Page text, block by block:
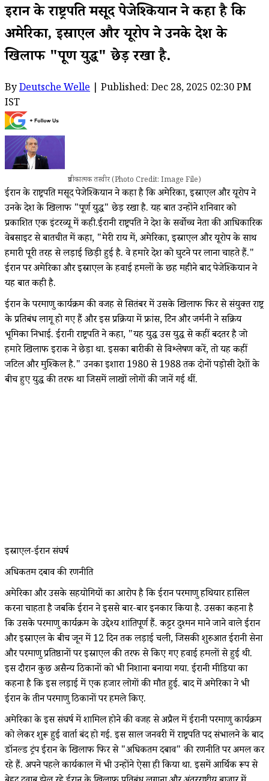
ईरान के राष्ट्रपति मसूद पेजेश्कियान ने कहा है कि
अमेरिका, इस्राएल और यूरोप ने उनके देश के
खिलाफ "पूर्ण युद्ध" छेड़ रखा है.
ByDeutsche Welle | Published: Dec 28, 2025 02:30 PM
IST
प्रतीकात्मक तस्वीर (Photo Credit: Image File)
ईरान के राष्ट्रपति मसूद पेजेश्कियान ने कहा है कि अमेरिका, इस्राएल और यूरोप ने
उनके देश के खिलाफ "पूर्ण युद्ध" छेड़ रखा है. यह बात उन्होंने शनिवार को
प्रकाशित एक इंटरव्यू में कही.ईरानी राष्ट्रपति ने देश के सर्वोच्च नेता की आधिकारिक
वेबसाइट से बातचीत में कहा, "मेरी राय में, अमेरिका, इस्राएल और यूरोप के साथ
हमारी पूरी तरह से लड़ाई छिड़ी हुई है. वे हमारे देश को घुटने पर लाना चाहते हैं."
ईरान पर अमेरिका और इस्राएल के हवाई हमलों के छह महीने बाद पेजेश्कियान ने
यह बात कही है.
ईरान के परमाणु कार्यक्रम की वजह से सितंबर में उसके खिलाफ फिर से संयुक्त राष्ट्र
के प्रतिबंध लागू हो गए हैं और इस प्रक्रिया में फ्रांस, ब्रिटेन और जर्मनी ने सक्रिय
भूमिका निभाई. ईरानी राष्ट्रपति ने कहा, "यह युद्ध उस युद्ध से कहीं बदतर है जो
हमारे खिलाफ इराक ने छेड़ा था. इसका बारीकी से विश्लेषण करें, तो यह कहीं
जटिल और मुश्किल है." उनका इशारा 1980 से 1988 तक दोनों पड़ोसी देशों के
बीच हुए युद्ध की तरफ था जिसमें लाखों लोगों की जानें गई थीं.
इस्राएल-ईरान संघर्ष
अधिकतम दबाव की रणनीति
अमेरिका और उसके सहयोगियों का आरोप है कि ईरान परमाणु हथियार हासिल
करना चाहता है जबकि ईरान ने इससे बार-बार इनकार किया है. उसका कहना है
कि उसके परमाणु कार्यक्रम के उद्देश्य शांतिपूर्ण हैं. कट्टर दुश्मन माने जाने वाले ईरान
और इस्राएल के बीच जून में 12 दिन तक लड़ाई चली, जिसकी शुरुआत ईरानी सेना
और परमाणु प्रतिष्ठानों पर इस्राएल की तरफ से किए गए हवाई हमलों से हुई थी.
इस दौरान कुछ असैन्य ठिकानों को भी निशाना बनाया गया. ईरानी मीडिया का
कहना है कि इस लड़ाई में एक हजार लोगों की मौत हुई. बाद में अमेरिका ने भी
ईरान के तीन परमाणु ठिकानों पर हमले किए.
अमेरिका के इस संघर्ष में शामिल होने की वजह से अप्रैल में ईरानी परमाणु कार्यक्रम
को लेकर शुरू हुई वार्ता बंद हो गई. इस साल जनवरी में राष्ट्रपति पद संभालने के बाद
डॉनल्ड ट्रंप ईरान के खिलाफ फिर से "अधिकतम दबाव" की रणनीति पर अमल कर
रहे हैं. अपने पहले कार्यकाल में भी उन्होंने ऐसा ही किया था. इसमें आर्थिक रूप से